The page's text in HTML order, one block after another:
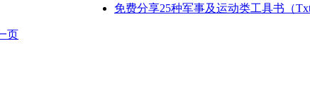
免费分享25种军事及运动类工具书（Txt
页